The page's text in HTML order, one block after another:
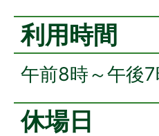
利用時間
午前8時～午後
休場日